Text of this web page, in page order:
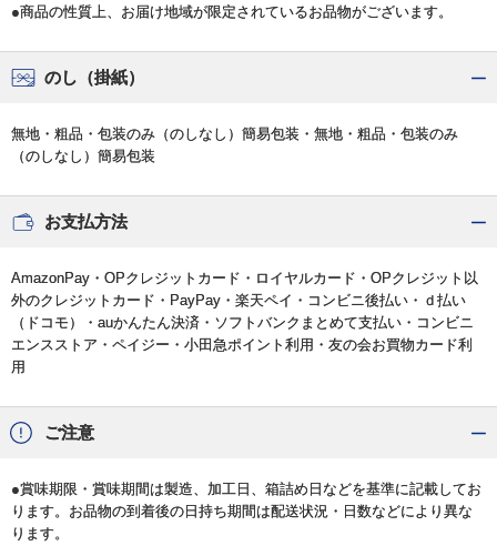
●商品の性質上、お届け地域が限定されているお品物がございます。
のし（掛紙）
無地・粗品・包装のみ（のしなし）簡易包装・無地・粗品・包装のみ
（のしなし）簡易包装
お支払方法
AmazonPay・OPクレジットカード・ロイヤルカード・OPクレジット以
外のクレジットカード・PayPay・楽天ペイ・コンビニ後払い・ｄ払い
（ドコモ）・auかんたん決済・ソフトバンクまとめて支払い・コンビニ
エンスストア・ペイジー・小田急ポイント利用・友の会お買物カード利
用
ご注意
●賞味期限・賞味期間は製造、加工日、箱詰め日などを基準に記載してお
ります。お品物の到着後の日持ち期間は配送状況・日数などにより異な
ります。